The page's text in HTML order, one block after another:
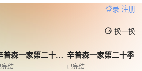
登录 注册
换一换
辛普森一家第二十一季
完结
辛普森一家第二十季
已完结